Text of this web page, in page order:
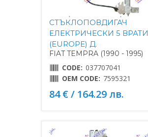
СТЪКЛОПОВДИГАЧ
ЕЛЕКТРИЧЕСКИ 5 ВРАТИ
(EUROPE) Д.
FIAT TEMPRA (1990 - 1995)
CODE: 037707041
OEM CODE: 7595321
84 € / 164.29 лв.